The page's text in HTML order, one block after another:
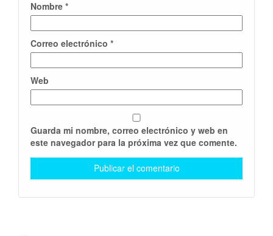
Nombre *
Correo electrónico *
Web
Guarda mi nombre, correo electrónico y web en
este navegador para la próxima vez que comente.